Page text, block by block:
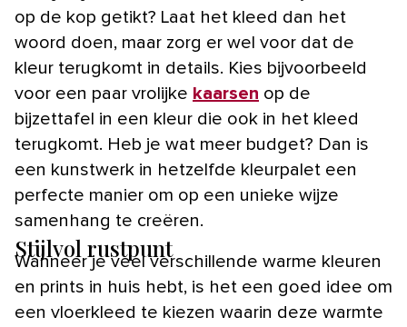
op de kop getikt? Laat het kleed dan het
woord doen, maar zorg er wel voor dat de
kleur terugkomt in details. Kies bijvoorbeeld
voor een paar vrolijke kaarsen op de
bijzettafel in een kleur die ook in het kleed
terugkomt. Heb je wat meer budget? Dan is
een kunstwerk in hetzelfde kleurpalet een
perfecte manier om op een unieke wijze
samenhang te creëren.
Stijlvol rustpunt
Wanneer je veel verschillende warme kleuren
en prints in huis hebt, is het een goed idee om
een vloerkleed te kiezen waarin deze warmte